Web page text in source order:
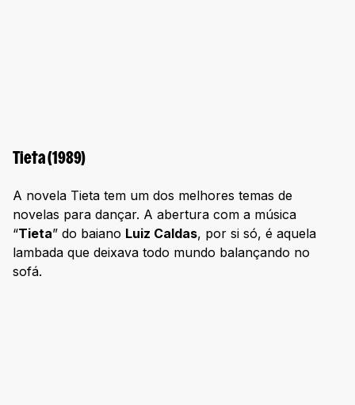
Tieta (1989)
A novela Tieta tem um dos melhores temas de
novelas para dançar. A abertura com a música
“Tieta” do baiano Luiz Caldas, por si só, é aquela
lambada que deixava todo mundo balançando no
sofá.